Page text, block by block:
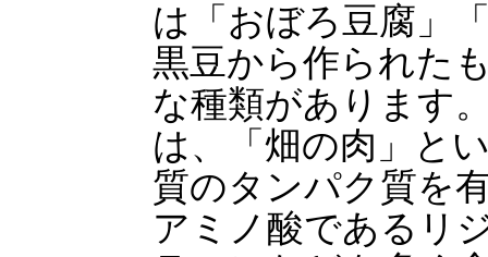
は「おぼろ豆腐」
黒豆から作られた
な種類があります
は、「畑の肉」と
質のタンパク質を
アミノ酸であるリ